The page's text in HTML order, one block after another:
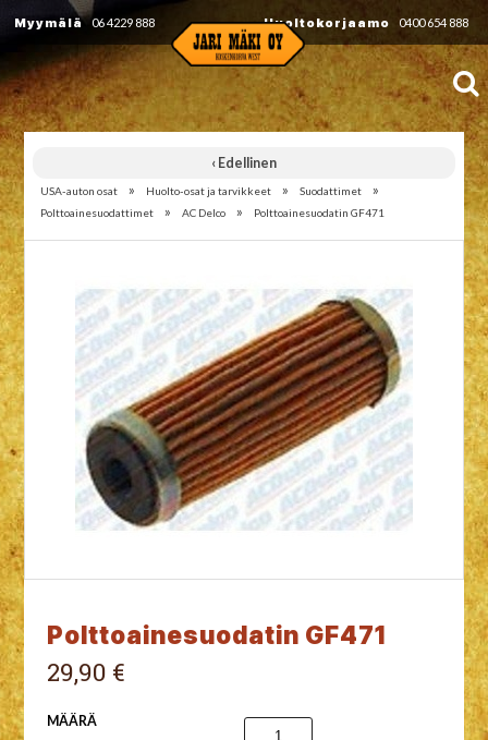
Myymälä 06 4229 888 Huoltokorjaamo 0400 654 888
‹ Edellinen
USA-auton osat » Huolto-osat ja tarvikkeet » Suodattimet »
Polttoainesuodattimet » AC Delco » Polttoainesuodatin GF471
Polttoainesuodatin GF471
29,90 €
MÄÄRÄ